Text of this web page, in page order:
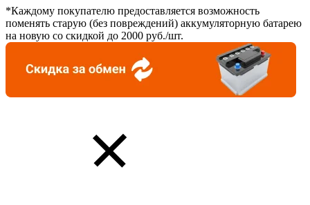
*Каждому покупателю предоставляется возможность
поменять старую (без повреждений) аккумуляторную батарею
на новую со скидкой до 2000 руб./шт.